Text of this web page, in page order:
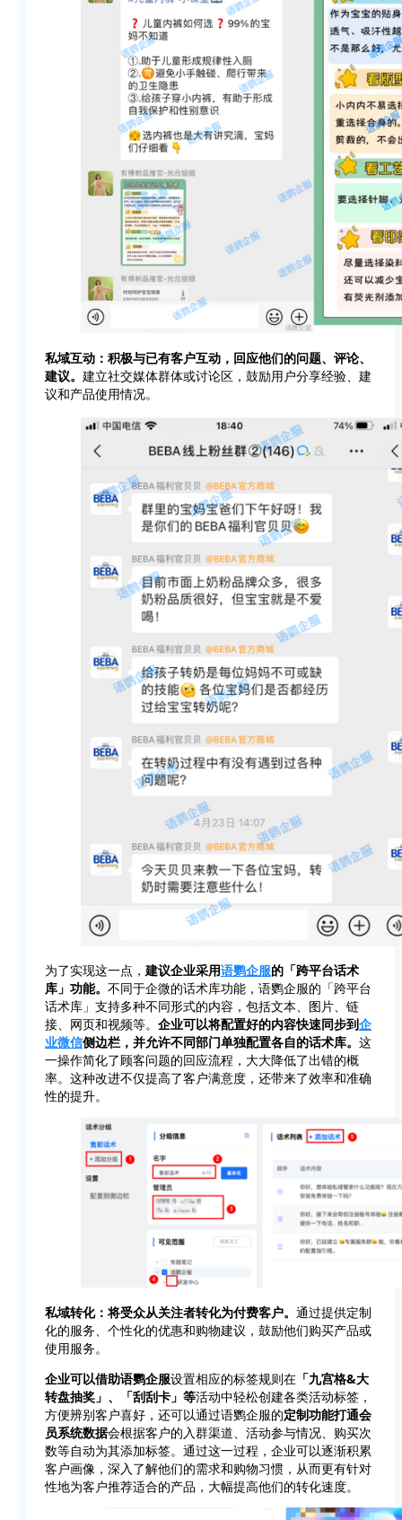
私域互动：积极与已有客户互动，回应他们的问题、评论、
建议。 建立社交媒体群体或讨论区，鼓励用户分享经验、建
议和产品使用情况。
为了实现这一点， 建议企业采用语鹦企服的「跨平台话术
库」功能。 不同于企微的话术库功能，语鹦企服的「跨平台
话术库」支持多种不同形式的内容，包括文本、图片、链
接、网页和视频等。 企业可以将配置好的内容快速同步到企
业微信侧边栏，并允许不同部门单独配置各自的话术库。 这
一操作简化了顾客问题的回应流程，大大降低了出错的概
率。这种改进不仅提高了客户满意度，还带来了效率和准确
性的提升。
私域转化：将受众从关注者转化为付费客户。 通过提供定制
化的服务、个性化的优惠和购物建议，鼓励他们购买产品或
使用服务。
企业可以借助语鹦企服设置相应的标签规则在 「九宫格&大
转盘抽奖」、「刮刮卡」等活动中轻松创建各类活动标签，
方便辨别客户喜好，还可以通过语鹦企服的定制功能打通会
员系统数据会根据客户的入群渠道、活动参与情况、购买次
数等自动为其添加标签。通过这一过程，企业可以逐渐积累
客户画像，深入了解他们的需求和购物习惯，从而更有针对
性地为客户推荐适合的产品，大幅提高他们的转化速度。